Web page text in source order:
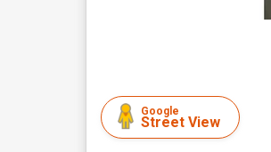
Google
Street View